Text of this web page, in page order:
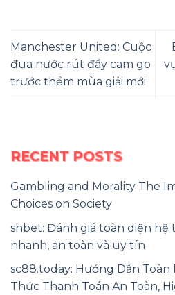
Manchester United: Cuộc
đua nước rút đầy cam go
trước thềm mùa giải mới
RECENT POSTS
Gambling and Morality The
Choices on Society
shbet: Đánh giá toàn diện
nhanh, an toàn và uy tín
sc88.today: Hướng Dẫn Toàn
Thức Thanh Toán An Toàn,